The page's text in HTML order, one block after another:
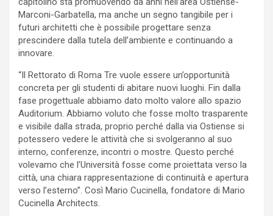
Marconi-Garbatella, ma anche un segno tangibile per i
futuri architetti che è possibile progettare senza
prescindere dalla tutela dell’ambiente e continuando a
innovare.
“Il Rettorato di Roma Tre vuole essere un’opportunità
concreta per gli studenti di abitare nuovi luoghi. Fin dalla
fase progettuale abbiamo dato molto valore allo spazio
Auditorium. Abbiamo voluto che fosse molto trasparente
e visibile dalla strada, proprio perché dalla via Ostiense si
potessero vedere le attività che si svolgeranno al suo
interno, conferenze, incontri o mostre. Questo perché
volevamo che l’Università fosse come proiettata verso la
città, una chiara rappresentazione di continuità e apertura
verso l’esterno”. Così Mario Cucinella, fondatore di Mario
Cucinella Architects.